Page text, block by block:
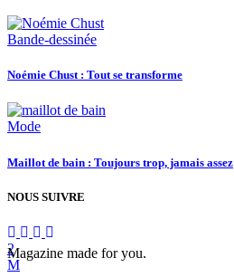
Bande-dessinée
Noémie Chust : Tout se transforme
Mode
Maillot de bain : Toujours trop, jamais assez
NOUS SUIVRE
Magazine made for you.